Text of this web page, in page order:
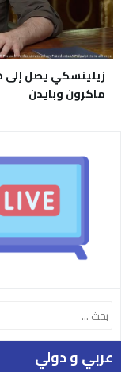
زيلينسكي يصل إلى
ماكرون وبايدن
عربي و دولي